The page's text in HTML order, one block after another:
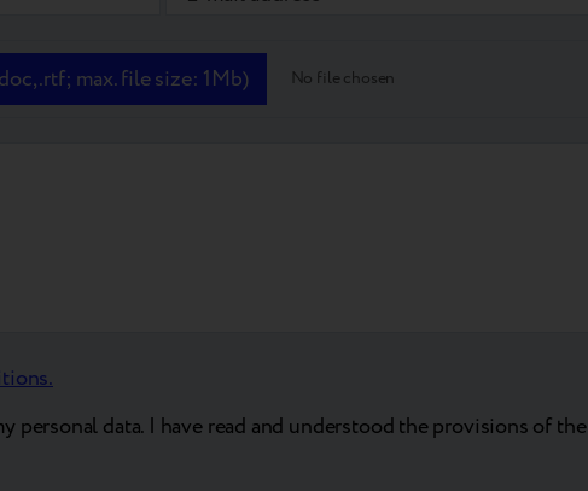
.rtf; max. file size: 1Mb) No file chosen
personal data. I have read and understood the provisions of the